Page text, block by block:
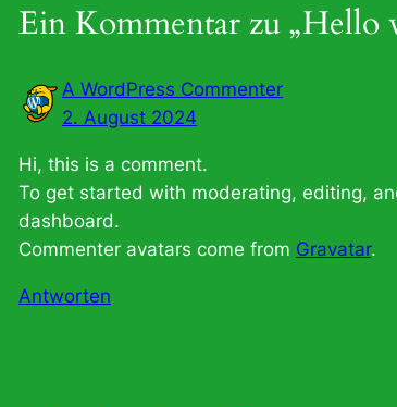
Ein Kommentar zu „Hello
A WordPress Commenter
2. August 2024
Hi, this is a comment.
To get started with moderating, editing,
dashboard.
Commenter avatars come from Gravatar.
Antworten